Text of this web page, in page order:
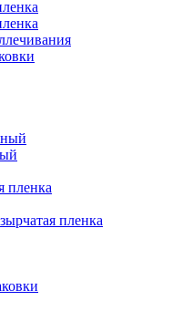
пленка